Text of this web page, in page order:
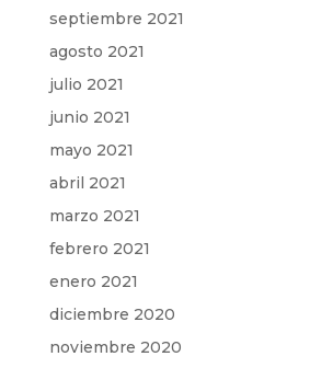
septiembre 2021
agosto 2021
julio 2021
junio 2021
mayo 2021
abril 2021
marzo 2021
febrero 2021
enero 2021
diciembre 2020
noviembre 2020